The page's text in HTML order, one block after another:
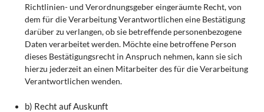
Richtlinien- und Verordnungsgeber eingeräumte Recht, von
dem für die Verarbeitung Verantwortlichen eine Bestätigung
darüber zu verlangen, ob sie betreffende personenbezogene
Daten verarbeitet werden. Möchte eine betroffene Person
dieses Bestätigungsrecht in Anspruch nehmen, kann sie sich
hierzu jederzeit an einen Mitarbeiter des für die Verarbeitung
Verantwortlichen wenden.
b) Recht auf Auskunft